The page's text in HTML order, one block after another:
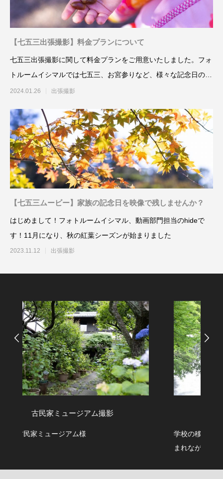
【七五三出張撮影】料金プランについて
七五三出張撮影に関して料金プランをご用意いたしました。フォ
トルームイシマルでは七五三、お宮参りなど、様々な記念日の撮
影にも出張撮影が
2024.01.26 出張撮影
【七五三ムービー】家族の記念日を映像で残しませんか？
はじめまして！フォトルームイシマル、動画部門担当のhideで
す！11月になり、秋の紅葉シーズンが始まりました
2023.11.12 出張撮影
スクールフォト 日光の滝
学校の移動教室で日光に行きました。大自然に囲
まれながらのスクールフォト撮影でした。